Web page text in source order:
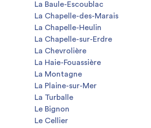
La Baule-Escoublac
La Chapelle-des-Marais
La Chapelle-Heulin
La Chapelle-sur-Erdre
La Chevrolière
La Haie-Fouassière
La Montagne
La Plaine-sur-Mer
La Turballe
Le Bignon
Le Cellier